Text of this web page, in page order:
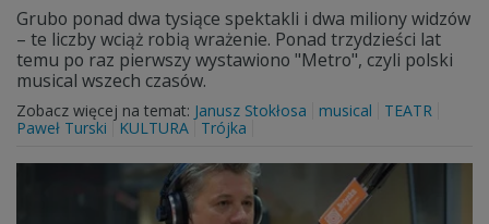
Grubo ponad dwa tysiące spektakli i dwa miliony widzów
– te liczby wciąż robią wrażenie. Ponad trzydzieści lat
temu po raz pierwszy wystawiono "Metro", czyli polski
musical wszech czasów.
Zobacz więcej na temat: Janusz Stokłosa musical
TEATR
Paweł Turski
KULTURA Trójka